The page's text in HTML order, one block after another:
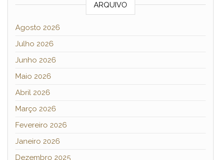
ARQUIVO
Agosto 2026
Julho 2026
Junho 2026
Maio 2026
Abril 2026
Março 2026
Fevereiro 2026
Janeiro 2026
Dezembro 2025